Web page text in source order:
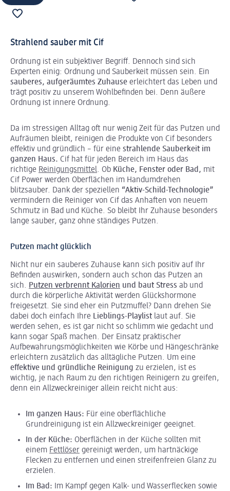
Strahlend sauber mit Cif
Ordnung ist ein subjektiver Begriff. Dennoch sind sich
Experten einig: Ordnung und Sauberkeit müssen sein. Ein
sauberes, aufgeräumtes Zuhause erleichtert das Leben und
trägt positiv zu unserem Wohlbefinden bei. Denn äußere
Ordnung ist innere Ordnung.
Da im stressigen Alltag oft nur wenig Zeit für das Putzen und
Aufräumen bleibt, reinigen die Produkte von Cif besonders
effektiv und gründlich – für eine strahlende Sauberkeit im
ganzen Haus. Cif hat für jeden Bereich im Haus das
richtige Reinigungsmittel. Ob Küche, Fenster oder Bad, mit
Cif Power werden Oberflächen im Handumdrehen
blitzsauber. Dank der speziellen “Aktiv-Schild-Technologie”
vermindern die Reiniger von Cif das Anhaften von neuem
Schmutz in Bad und Küche. So bleibt Ihr Zuhause besonders
lange sauber, ganz ohne ständiges Putzen.
Putzen macht glücklich
Nicht nur ein sauberes Zuhause kann sich positiv auf Ihr
Befinden auswirken, sondern auch schon das Putzen an
sich. Putzen verbrennt Kalorien und baut Stress ab und
durch die körperliche Aktivität werden Glückshormone
freigesetzt. Sie sind eher ein Putzmuffel? Dann drehen Sie
dabei doch einfach Ihre Lieblings-Playlist laut auf. Sie
werden sehen, es ist gar nicht so schlimm wie gedacht und
kann sogar Spaß machen. Der Einsatz praktischer
Aufbewahrungsmöglichkeiten wie Körbe und Hängeschränke
erleichtern zusätzlich das alltägliche Putzen. Um eine
effektive und gründliche Reinigung zu erzielen, ist es
wichtig, je nach Raum zu den richtigen Reinigern zu greifen,
denn ein Allzweckreiniger allein reicht nicht aus:
Im ganzen Haus: Für eine oberflächliche
Grundreinigung ist ein Allzweckreiniger geeignet.
In der Küche: Oberflächen in der Küche sollten mit
einem Fettlöser gereinigt werden, um hartnäckige
Flecken zu entfernen und einen streifenfreien Glanz zu
erzielen.
Im Bad: Im Kampf gegen Kalk- und Wasserflecken sowie